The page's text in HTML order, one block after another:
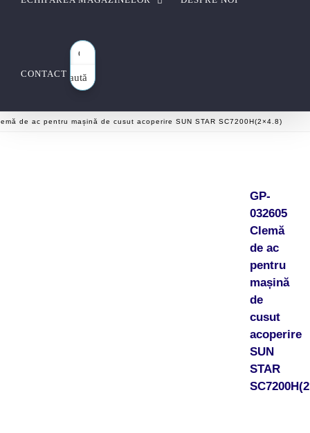
CONTACTCaută
de ac pentru mașină de cusut acoperire SUN STAR SC7200H(2×4.8)
GP-
032605
Clemă
de ac
pentru
mașină
de
cusut
acoperire
SUN
STAR